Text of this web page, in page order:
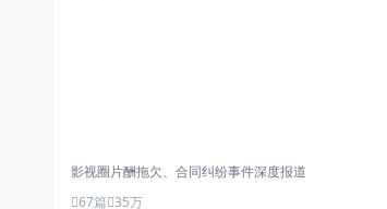
影视圈片酬拖欠、合同纠纷事件深度报道
67篇 35万